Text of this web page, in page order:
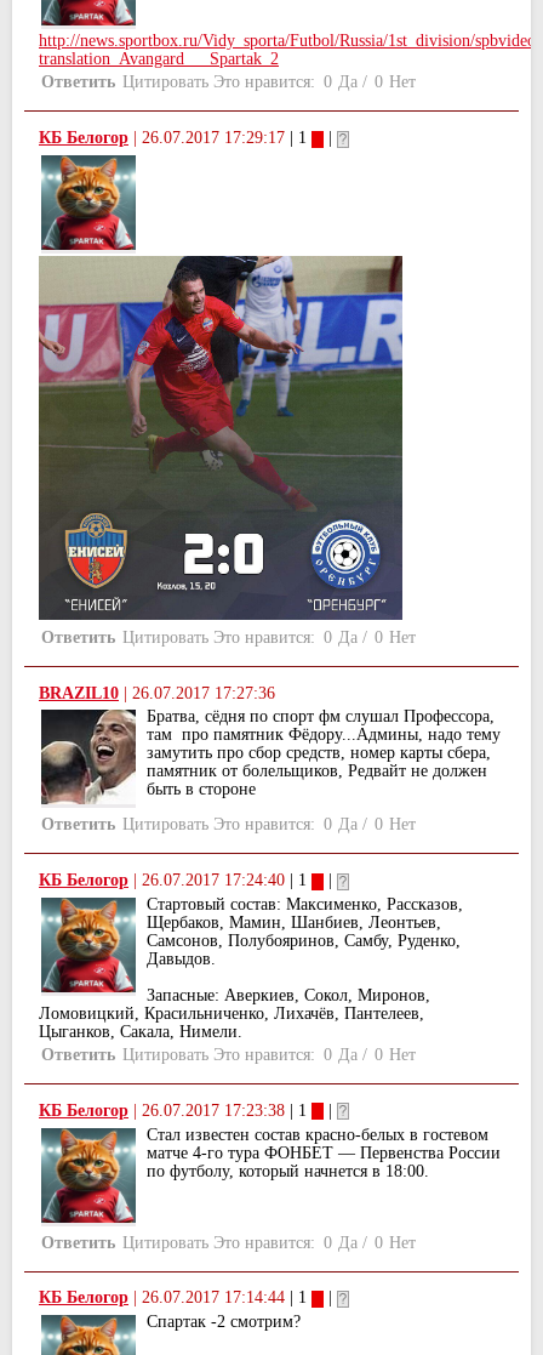
http://news.sportbox.ru/Vidy_sporta/Futbol/Russia/1st_division/
­translation_Avangard___Spartak_2
Ответить Цитировать Это нравится: 0 Да / 0 Нет
КБ Белогор 26.07.2017 17:29:17 | 1
Ответить Цитировать Это нравится: 0 Да / 0 Нет
BRAZIL10
26.07.2017 17:27:36
Братва, сёдня по спорт фм слушал Профессора,
там про памятник Фёдору...Админы, надо тему
замутить про сбор средств, номер карты сбера,
памятник от болельщиков, Редвайт не должен
быть в стороне
Ответить Цитировать Это нравится: 0 Да / 0 Нет
КБ Белогор 26.07.2017 17:24:40 | 1
Стартовый состав: Максименко, Рассказов,
Щербаков, Мамин, Шанбиев, Леонтьев,
Самсонов, Полубояринов, Самбу, Руденко,
Давыдов.
Запасные: Аверкиев, Сокол, Миронов,
Ломовицкий, Красильниченко, Лихачёв, Пантелеев,
Цыганков, Сакала, Нимели.
Ответить Цитировать Это нравится: 0 Да / 0 Нет
КБ Белогор | 26.07.2017 17:23:38 | 1
|
Стал известен состав красно-белых в гостевом
матче 4-го тура ФОНБЕТ — Первенства России
по футболу, который начнется в 18:00.
Ответить Цитировать Это нравится: 0 Да / 0 Нет
КБ Белогор 26.07.2017 17:14:44 | 1
Спартак -2 смотрим?